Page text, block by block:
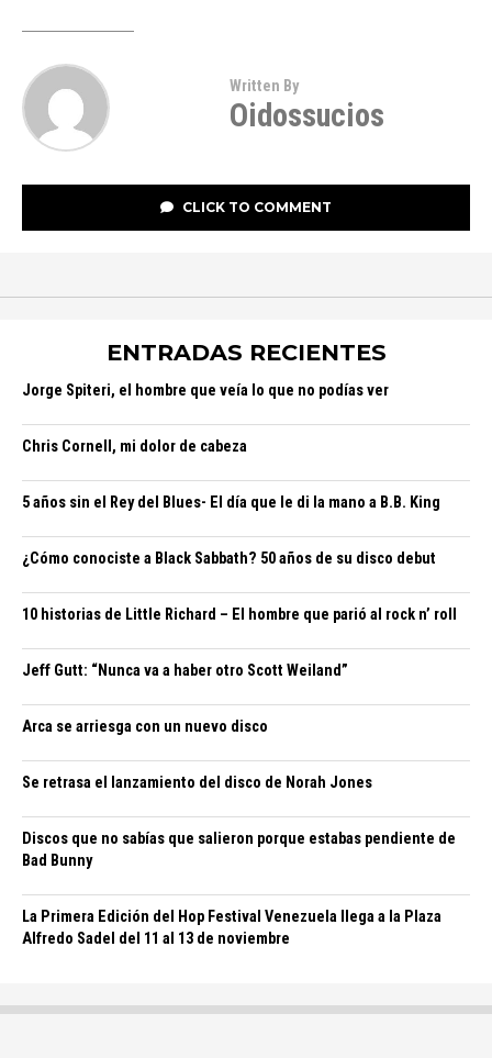
Written By
Oidossucios
CLICK TO COMMENT
ENTRADAS RECIENTES
Jorge Spiteri, el hombre que veía lo que no podías ver
Chris Cornell, mi dolor de cabeza
5 años sin el Rey del Blues- El día que le di la mano a B.B. King
¿Cómo conociste a Black Sabbath? 50 años de su disco debut
10 historias de Little Richard – El hombre que parió al rock n’ roll
Jeff Gutt: “Nunca va a haber otro Scott Weiland”
Arca se arriesga con un nuevo disco
Se retrasa el lanzamiento del disco de Norah Jones
Discos que no sabías que salieron porque estabas pendiente de
Bad Bunny
La Primera Edición del Hop Festival Venezuela llega a la Plaza
Alfredo Sadel del 11 al 13 de noviembre